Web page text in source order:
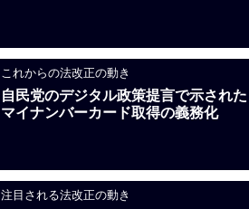
これからの法改正の動き
自民党のデジタル政策提言で示された
マイナンバーカード取得の義務化
注目される法改正の動き